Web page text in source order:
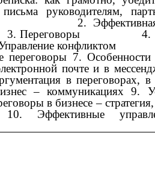
письма руководителям,
2. Эффективная
3. Переговоры ​​ ​​ ​​ ​​ ​​ ​​ ​​ ​​ ​​ ​​ ​​ ​​ ​​ ​​​​ 4.
конфликтом
переговоры 7. Особенности
почте и в
в переговорах, в
– коммуникациях 9.
в бизнесе – стратегия,
Эффективные